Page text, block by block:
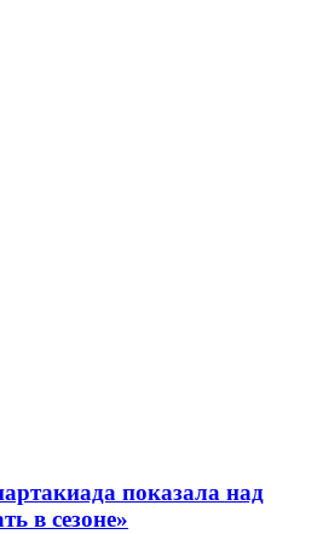
показала над
в сезоне»